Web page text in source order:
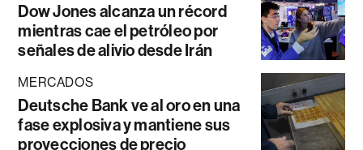
Dow Jones alcanza un récord
mientras cae el petróleo por
señales de alivio desde Irán
MERCADOS
Deutsche Bank ve al oro en una
fase explosiva y mantiene sus
proyecciones de precio